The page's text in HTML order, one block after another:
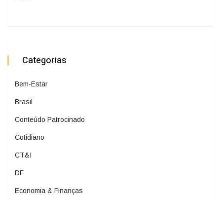
Categorias
Bem-Estar
Brasil
Conteúdo Patrocinado
Cotidiano
CT&I
DF
Economia & Finanças